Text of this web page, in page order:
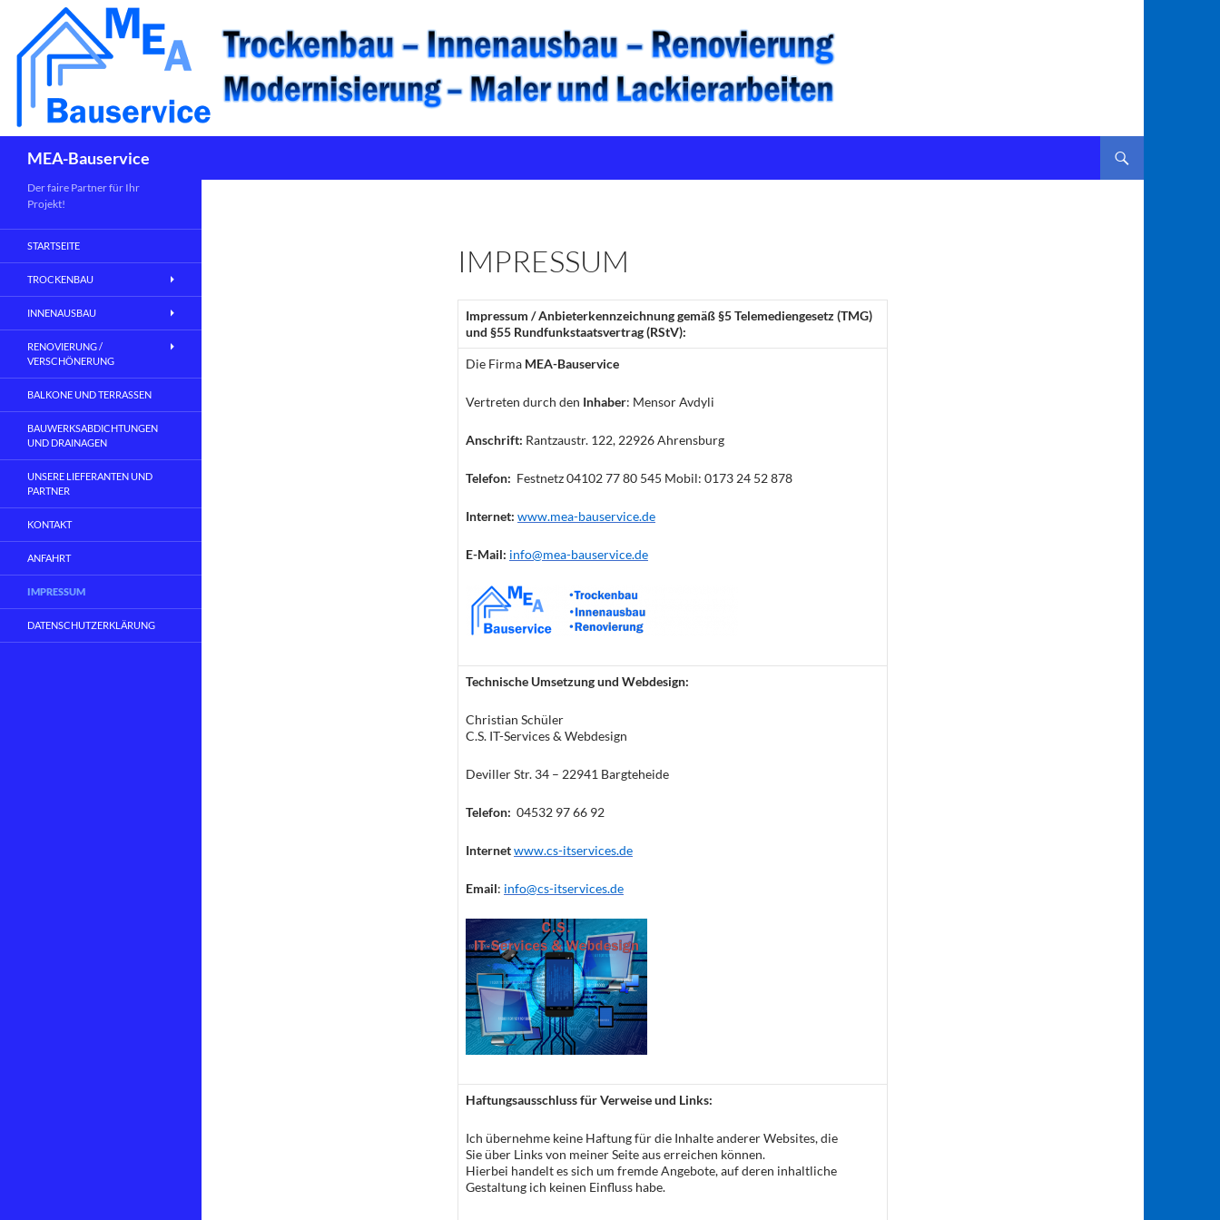
MEA-Bauservice
IMPRESSUM
Impressum / Anbieterkennzeichnung gemäß §5 Telemediengesetz (TMG)
und §55 Rundfunkstaatsvertrag (RStV):
Die Firma MEA-Bauservice
Vertreten durch den Inhaber: Mensor Avdyli
Anschrift: Rantzaustr. 122, 22926 Ahrensburg
Telefon: Festnetz 04102 77 80 545 Mobil: 0173 24 52 878
Internet: www.mea-bauservice.de
E-Mail: info@mea-bauservice.de
Technische Umsetzung und Webdesign:
Christian Schüler
C.S. IT-Services & Webdesign
Deviller Str. 34 – 22941 Bargteheide
Telefon: 04532 97 66 92
Internetwww.cs-itservices.de
Email: info@cs-itservices.de
Haftungsausschluss für Verweise und Links:
Ich übernehme keine Haftung für die Inhalte anderer Websites, die
Sie über Links von meiner Seite aus erreichen können.
Hierbei handelt es sich um fremde Angebote, auf deren inhaltliche
Gestaltung ich keinen Einfluss habe.
Der faire Partner für Ihr
Projekt!
STARTSEITE
TROCKENBAU
INNENAUSBAU
RENOVIERUNG /
VERSCHÖNERUNG
BALKONE UND TERRASSEN
BAUWERKSABDICHTUNGEN
UND DRAINAGEN
UNSERE LIEFERANTEN UND
PARTNER
KONTAKT
ANFAHRT
IMPRESSUM
DATENSCHUTZERKLÄRUNG